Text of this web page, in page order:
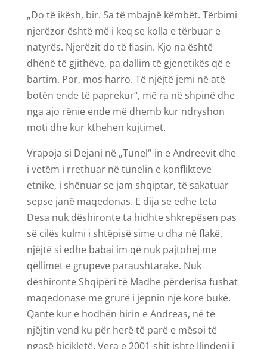
„Do të ikësh, bir. Sa të mbajnë këmbët. Tërbimi
njerëzor është më i keq se kolla e tërbuar e
natyrës. Njerëzit do të flasin. Kjo na është
dhënë të gjithëve, pa dallim të gjenetikës që e
bartim. Por, mos harro. Të njëjtë jemi në atë
botën ende të paprekur“, më ra në shpinë dhe
nga ajo rënie ende më dhemb kur ndryshon
moti dhe kur kthehen kujtimet.
Vrapoja si Dejani në „Tunel“-in e Andreevit dhe
i vetëm i rrethuar në tunelin e konflikteve
etnike, i shënuar se jam shqiptar, të sakatuar
sepse janë maqedonas. E dija se edhe teta
Desa nuk dëshironte ta hidhte shkrepësen pas
së cilës kulmi i shtëpisë sime u dha në flakë,
njëjtë si edhe babai im që nuk pajtohej me
qëllimet e grupeve paraushtarake. Nuk
dëshironte Shqipëri të Madhe përderisa fushat
maqedonase me grurë i jepnin një kore bukë.
Qante kur e hodhën hirin e Andreas, në të
njëjtin vend ku për herë të parë e mësoi të
ngasë biçikletë. Vera e 2001-shit ishte Ilindeni i